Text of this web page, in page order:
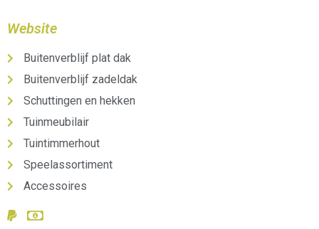
Website
Buitenverblijf plat dak
Buitenverblijf zadeldak
Schuttingen en hekken
Tuinmeubilair
Tuintimmerhout
Speelassortiment
Accessoires